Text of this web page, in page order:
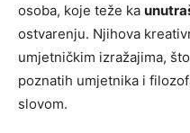
osoba, koje teže ka
ostvarenju. Njihova
umjetničkim izražajima,
poznatih umjetnika i
slovom.